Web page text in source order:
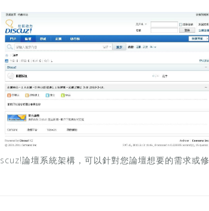
論壇系統架構，可以針對您論壇想要的需求或修